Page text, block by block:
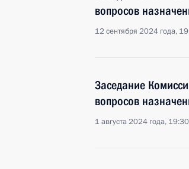
вопросов
12 сентября 2024 года,
Заседание
вопросов
1 августа 2024 года, 19:30